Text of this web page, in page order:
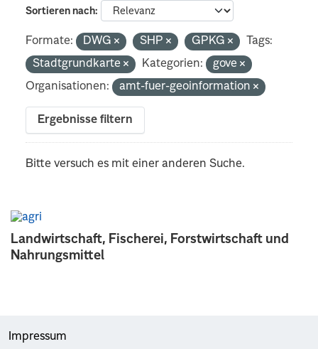
Landwirtschaft, Fischerei, Forstwirtschaft und
Nahrungsmittel
Sortieren nach
Formate: DWG SHP GPKG
Tags:
Stadtgrundkarte
Kategorien:
gove
Organisationen:
amt-fuer-geoinformation
Ergebnisse filtern
Bitte versuch es mit einer anderen Suche.
Impressum